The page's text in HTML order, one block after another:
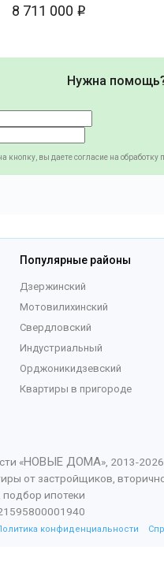
8 711 000 i
Нужна
кнопку, вы даете согласие на
Популярные районы
Дзержинский
Мотовилихинский
Свердловский
Индустриальный
Орджоникидзевский
Квартиры в пригороде
«НОВЫЕ ДОМА», 2013-2026
от застройщиков,
ипотеки
конфиденциальности